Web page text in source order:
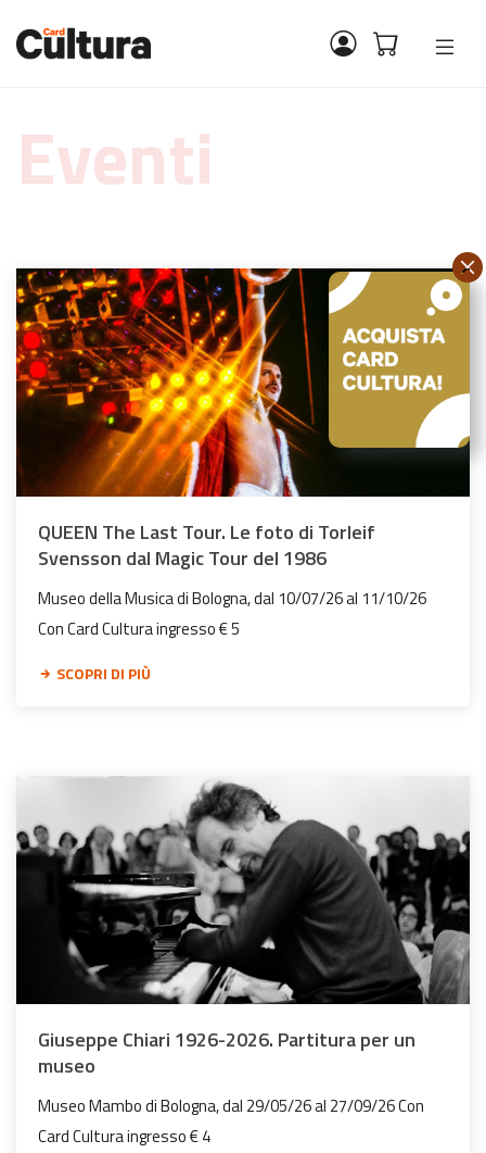
Eventi
QUEEN The Last Tour. Le foto di Torleif
Svensson dal Magic Tour del 1986
Museo della Musica di Bologna, dal 10/07/26 al 11/10/26
Con Card Cultura ingresso € 5
SCOPRI DI PIÙ
Giuseppe Chiari 1926-2026. Partitura per un
museo
Museo Mambo di Bologna, dal 29/05/26 al 27/09/26 Con
Card Cultura ingresso € 4